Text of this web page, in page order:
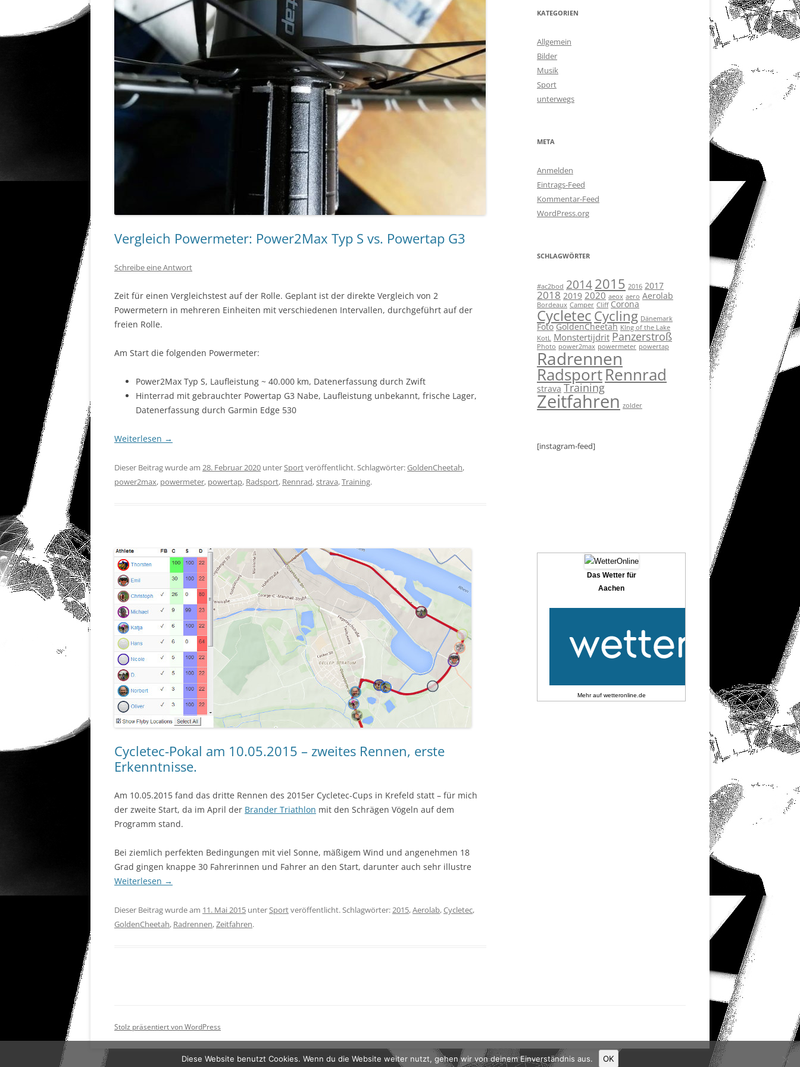
Vergleich Powermeter: Power2Max Typ S vs. Powertap G3
Schreibe eine Antwort
Zeit für einen Vergleichstest auf der Rolle. Geplant ist der direkte Vergleich von 2
Powermetern in mehreren Einheiten mit verschiedenen Intervallen, durchgeführt auf der
freien Rolle.
Am Start die folgenden Powermeter:
Power2Max Typ S, Laufleistung ~ 40.000 km, Datenerfassung durch Zwift
Hinterrad mit gebrauchter Powertap G3 Nabe, Laufleistung unbekannt, frische Lager,
Datenerfassung durch Garmin Edge 530
Weiterlesen →
Dieser Beitrag wurde am 28. Februar 2020 unterSportveröffentlicht. Schlagwörter:GoldenCheetah,
power2max, powermeter, powertap, Radsport, Rennrad,strava,Training.
Cycletec-Pokal am 10.05.2015 – zweites Rennen, erste
Erkenntnisse.
Am 10.05.2015 fand das dritte Rennen des 2015er Cycletec-Cups in Krefeld statt – für mich
der zweite Start, da im April der Brander Triathlon mit den Schrägen Vögeln auf dem
Programm stand.
Bei ziemlich perfekten Bedingungen mit viel Sonne, mäßigem Wind und angenehmen 18
Grad gingen knappe 30 Fahrerinnen und Fahrer an den Start, darunter auch sehr illustre
Weiterlesen →
Dieser Beitrag wurde am 11. Mai 2015 unterSportveröffentlicht. Schlagwörter:2015,Aerolab,Cycletec,
GoldenCheetah, Radrennen,Zeitfahren.
KATEGORIEN
Allgemein
Bilder
Musik
Sport
unterwegs
META
Anmelden
Eintrags-Feed
Kommentar-Feed
WordPress.org
SCHLAGWÖRTER
#ac2bod 20142015 2016 2017
2018 2019 2020 aeox aero Aerolab
Bordeaux Camper Cliff Corona
CycletecCycling Dänemark
Foto GoldenCheetah KIng of the Lake
KotL MonstertijdritPanzerstroß
Photo power2max powermeter powertap
Radrennen
RadsportRennrad
strava Training
Zeitfahren zolder
[instagram-feed]
Das Wetter für
Aachen
Mehr auf wetteronline.de
Stolz präsentiert von WordPress
Diese Website benutzt Cookies. Wenn du die Website weiter nutzt, gehen wir von deinem Einverständnis aus. OK